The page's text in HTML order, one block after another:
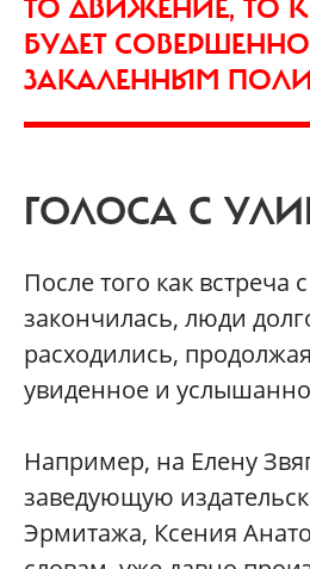
ТО ДВИЖЕНИЕ, ТО К
БУДЕТ
ЗАКАЛЕННЫМ
ГОЛОСА С
После того как встреча
закончилась, люди
расходились,
увиденное и
Например, на Елену
заведующую
Эрмитажа, Ксения